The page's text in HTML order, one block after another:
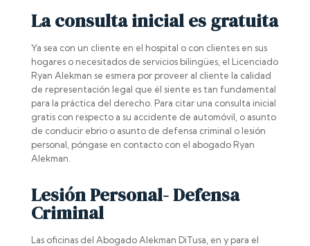
La consulta inicial es gratuita
Ya sea con un cliente en el hospital o con clientes en sus
hogares o necesitados de servicios bilingües, el Licenciado
Ryan Alekman se esmera por proveer al cliente la calidad
de representación legal que él siente es tan fundamental
para la práctica del derecho. Para citar una consulta inicial
gratis con respecto a su accidente de automóvil, o asunto
de conducir ebrio o asunto de defensa criminal o lesión
personal, póngase en contacto con el abogado Ryan
Alekman.
Lesión Personal- Defensa
Criminal
Las oficinas del Abogado Alekman DiTusa, en y para el